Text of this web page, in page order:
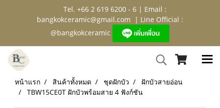
Tel. +66 2 619 6200 - 6 | Email :
bangkokceramic@gmail.com | Line Official :
@bangkokceramic
หน้าแรก สินค้าทั้งหมด ชุดฝักบัว
ฝักบัวสายอ่อน
TBW15CE0T ฝักบัวพร้อมสาย 4 ฟังก์ชัน